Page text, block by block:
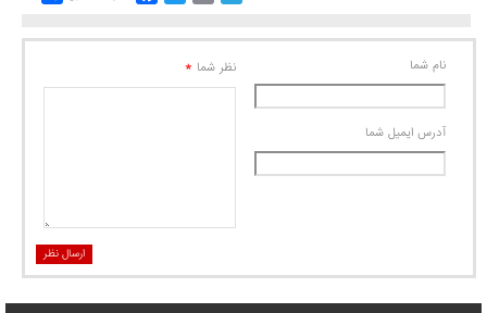
نام شما
آدرس ايميل شما
نظر شما *
ارسال نظر